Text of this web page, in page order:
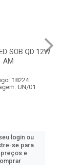
SOB QD 12W
AM
18224
UN/01
login ou
se para
e